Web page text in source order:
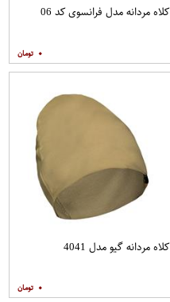
کلاه مردانه مدل فرانسوی کد 06
۰
کلاه مردانه گیو مدل 4041
۰